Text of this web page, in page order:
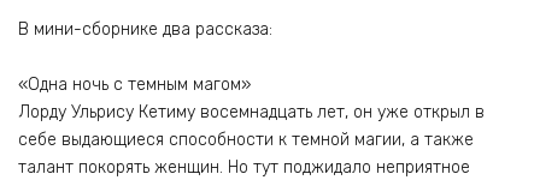
В мини-сборнике два рассказа:
«Одна ночь с темным магом»
Лорду Ульрису Кетиму восемнадцать лет, он уже открыл в
себе выдающиеся способности к темной магии, а также
талант покорять женщин. Но тут поджидало неприятное